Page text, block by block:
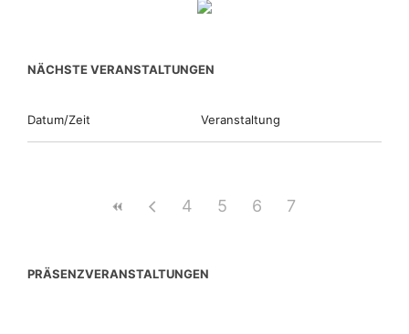
NÄCHSTE VERANSTALTUNGEN
Datum/Zeit Veranstaltung
4 5 6 7
PRÄSENZVERANSTALTUNGEN